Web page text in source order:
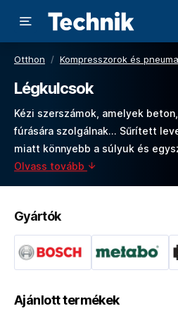
Otthon / Kompresszorok és
Légkulcsok
Kézi szerszámok, amelyek
fúrására szolgálnak... Sűrített
miatt könnyebb a súlyuk és
Olvass tovább
Gyártók
Ajánlott termékek